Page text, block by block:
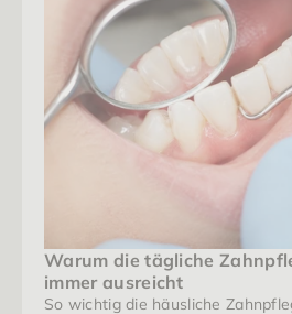
Warum die tägliche
immer ausreicht
So wichtig die häusliche